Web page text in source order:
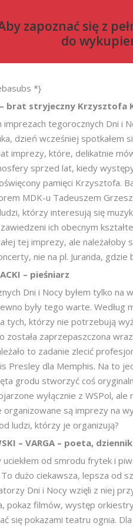
zapoznać się z
do
*}
– brat stryjeczny Krzysztofa
tegorocznych Dni i
dzień wcześniej spotkałem
imprezy, które, delikatnie
sprzed lat, kiedy
pamięci Krzysztofa.
MDK-u Tadeuszem
którzy interesują się
zawiedzeni ich obecnym
tej imprezy, ale
nie na pl. Juranda,
– pieśniarz
Dni i Nocy byłem tylko na
były tego warte.
tych, którzy nie potrzebują
została zaprzepaszczona
to zadanie zlecić
Presley dla Memphis. Na to
grodu stworzyć coś
wyłącznie z WSPol,
organizowane są imprezy na
ludzi, którzy je organizują?
– VARGA – poeta,
uciekłem od smrodu frytek i
dużo ciekawsza, lepsza od
Dni i Nocy wzięli z niej
pokaz filmów, występ
się pokazami teatru ognia.